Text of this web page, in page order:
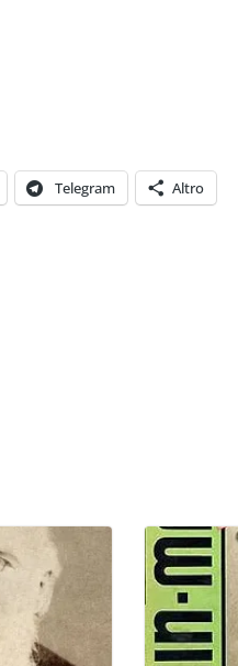
Telegram Altro
COORDINATE IL
POLITICA
TESTI
Indiani e
28/01/2026 Rufus